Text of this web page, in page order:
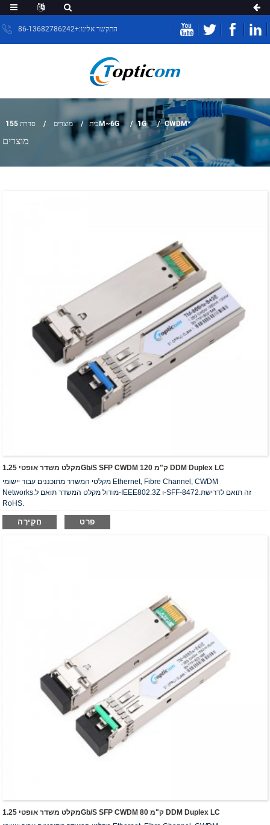
התקשר אלינו:+86-13682786242
בית מוצרים סדרת 155M~6G 1G CWDM*
מוצרים
מקלט משדר אופטי 1.25Gb/s SFP CWDM 120 ק"מ DDM Duplex LC
מקלטי המשדר מתוכננים עבור יישומי Ethernet, Fibre Channel, CWDM
Networks.מודול מקלט המשדר תואם ל-IEEE802.3Z ו-SFF-8472.זה תואם לדרישת
RoHS.
חֲקִירָה פרט
מקלט משדר אופטי 1.25Gb/s SFP CWDM 80 ק"מ DDM Duplex LC